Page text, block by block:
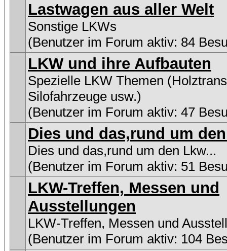
Lastwagen aus aller Welt
Sonstige LKWs
(Benutzer im Forum aktiv: 84
LKW und ihre Aufbauten
Spezielle LKW Themen
Silofahrzeuge usw.)
(Benutzer im Forum aktiv: 47
Dies und das,rund um
Dies und das,rund um den Lkw...
(Benutzer im Forum aktiv: 51
LKW-Treffen, Messen und
Ausstellungen
LKW-Treffen, Messen und
(Benutzer im Forum aktiv: 104